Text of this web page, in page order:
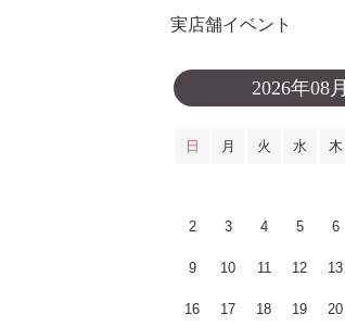
実店舗イベント
2026年08月
日 月 火 水 木
2 3 4 5 6
9 10 11 12 13
16 17 18 19 20